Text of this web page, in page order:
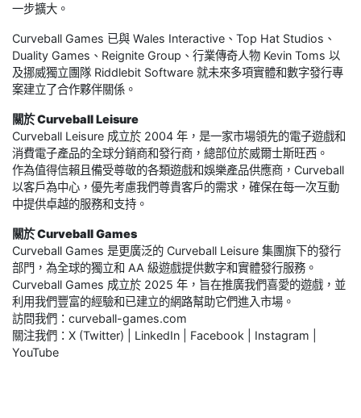
一步擴大。
Curveball Games 已與 Wales Interactive、Top Hat Studios、
Duality Games、Reignite Group、行業傳奇人物 Kevin Toms 以
及挪威獨立團隊 Riddlebit Software 就未來多項實體和數字發行專
案建立了合作夥伴關係。
關於 Curveball Leisure
Curveball Leisure 成立於 2004 年，是一家市場領先的電子遊戲和
消費電子產品的全球分銷商和發行商，總部位於威爾士斯旺西。
作為值得信賴且備受尊敬的各類遊戲和娛樂產品供應商，Curveball
以客戶為中心，優先考慮我們尊貴客戶的需求，確保在每一次互動
中提供卓越的服務和支持。
關於 Curveball Games
Curveball Games 是更廣泛的 Curveball Leisure 集團旗下的發行
部門，為全球的獨立和 AA 級遊戲提供數字和實體發行服務。
Curveball Games 成立於 2025 年，旨在推廣我們喜愛的遊戲，並
利用我們豐富的經驗和已建立的網路幫助它們進入市場。
訪問我們：curveball-games.com
關注我們：X (Twitter) | LinkedIn | Facebook | Instagram |
YouTube